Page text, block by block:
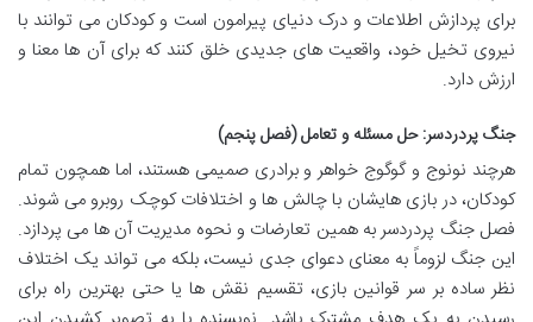
برای پردازش اطلاعات و درک دنیای پیرامون است و کودکان می توانند با
نیروی تخیل خود، واقعیت های جدیدی خلق کنند که برای آن ها معنا و
ارزش دارد.
جنگ پردردسر: حل مسئله و تعامل (فصل پنجم)
هرچند نونوج و گوگوج خواهر و برادری صمیمی هستند، اما همچون تمام
کودکان، در بازی هایشان با چالش ها و اختلافات کوچک روبرو می شوند.
فصل جنگ پردردسر به همین تعارضات و نحوه مدیریت آن ها می پردازد.
این جنگ لزوماً به معنای دعوای جدی نیست، بلکه می تواند یک اختلاف
نظر ساده بر سر قوانین بازی، تقسیم نقش ها یا حتی بهترین راه برای